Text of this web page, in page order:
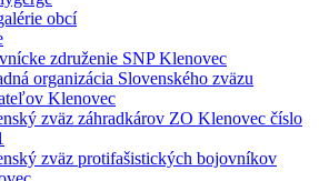
obcí
združenie SNP Klenovec
organizácia Slovenského zväzu
Klenovec
zväz záhradkárov ZO Klenovec číslo
zväz protifašistických bojovníkov